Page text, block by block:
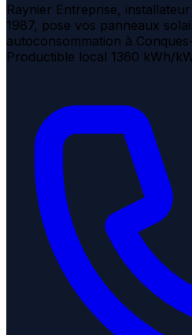
Raynier Entreprise,
1987, pose vos panneaux
autoconsommation à
Productible local 1360 kWh/